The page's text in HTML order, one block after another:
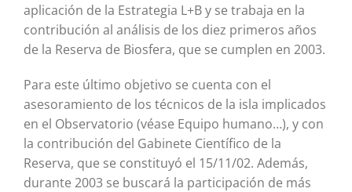
aplicación de la Estrategia L+B y se trabaja en la
contribución al análisis de los diez primeros años
de la Reserva de Biosfera, que se cumplen en 2003.
Para este último objetivo se cuenta con el
asesoramiento de los técnicos de la isla implicados
en el Observatorio (véase Equipo humano…), y con
la contribución del Gabinete Científico de la
Reserva, que se constituyó el 15/11/02. Además,
durante 2003 se buscará la participación de más